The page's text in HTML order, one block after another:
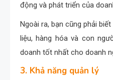
động và phát triển của
Ngoài ra, bạn cũng phải
liệu, hàng hóa và con
doanh tốt nhất cho doanh
3. Khả năng quản lý